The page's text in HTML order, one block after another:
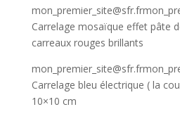
Carrelage mosaïque effet pâte
carreaux rouges brillants
Carrelage bleu électrique ( la
10×10 cm